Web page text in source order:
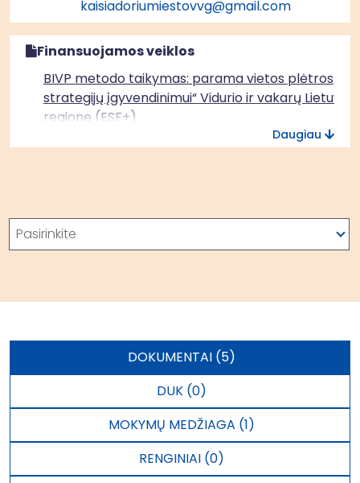
kaisiadoriumiestovvg@gmail.com
Finansuojamos veiklos
BIVP metodo taikymas: parama vietos plėtros
strategijų įgyvendinimui“ Vidurio ir vakarų Lietuvos
regione (ESF+)
Daugiau
Paieška
Pasirinkite
DOKUMENTAI (5)
DUK (0)
MOKYMŲ MEDŽIAGA (1)
RENGINIAI (0)